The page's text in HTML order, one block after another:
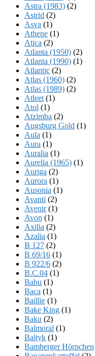
Astra (1983) (2)
Astrid (2)
Asva (1)
Athene (1)
Atica (2)
Atlanta (1950) (2)
Atlanta (1990) (1)
Atlantic (2)
Atlas (1960) (2)
Atlas (1989) (2)
Atleet (1)
Atol (1)
Atzimba (2)
Augsburg Gold (1)
Aula (1)
Aura (1)
Auralia (1)
Aurelia (1965) (1)
Auriga (2)
Aurora (1)
Ausonia (1)
Avanti (2)
Avenir(1)
Avon (1)
Axilia (2)
Azalia (1)
B 127 (2)
B 69/16 (1)
B 922/6 (2)
B.C.04 (1)
Babu (1)
Baca (1)
Baillie (1)
Bake King (1)
Baku (2)
Balmoral (1)
Baltyk (1)
Bamberger Hörnchen